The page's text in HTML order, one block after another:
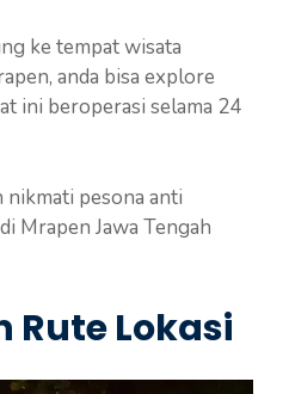
ke tempat wisata
anda bisa explore
ini beroperasi selama 24
pesona anti
Mrapen Jawa Tengah
Lokasi